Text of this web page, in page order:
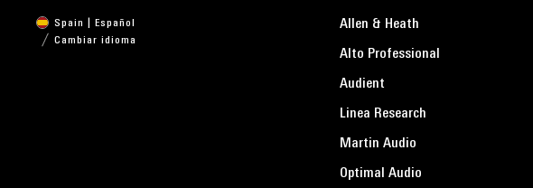
Allen & Heath
Alto Professional
Audient
Linea Research
Martin Audio
Optimal Audio
Spain | Español
Cambiar idioma